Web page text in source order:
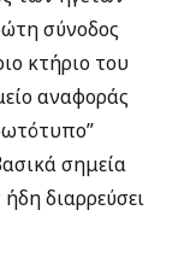
σύνοδος
κτήριο του
αναφοράς
σημεία
διαρρεύσει